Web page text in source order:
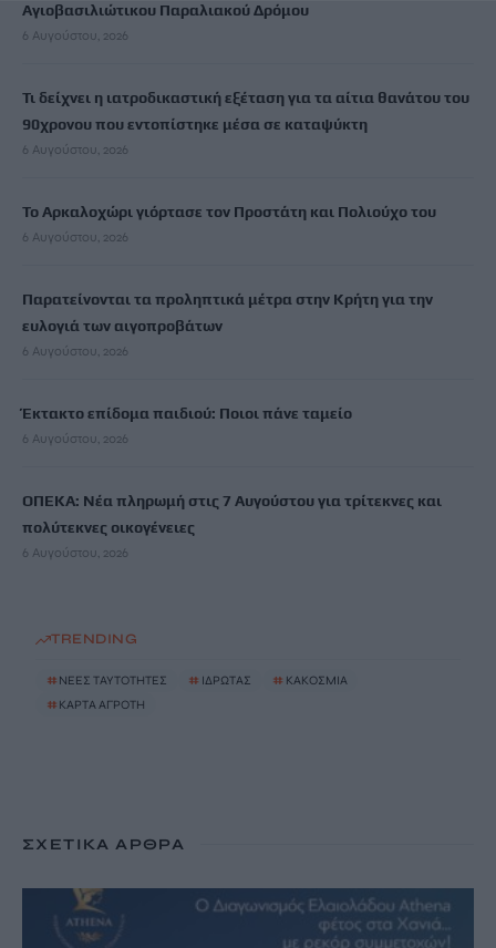
Αγιοβασιλιώτικου Παραλιακού Δρόμου
6 Αυγούστου, 2026
Τι δείχνει η ιατροδικαστική εξέταση για τα αίτια θανάτου του
90χρονου που εντοπίστηκε μέσα σε καταψύκτη
6 Αυγούστου, 2026
Το Αρκαλοχώρι γιόρτασε τον Προστάτη και Πολιούχο του
6 Αυγούστου, 2026
Παρατείνονται τα προληπτικά μέτρα στην Κρήτη για την
ευλογιά των αιγοπροβάτων
6 Αυγούστου, 2026
Έκτακτο επίδομα παιδιού: Ποιοι πάνε ταμείο
6 Αυγούστου, 2026
ΟΠΕΚΑ: Νέα πληρωμή στις 7 Αυγούστου για τρίτεκνες και
πολύτεκνες οικογένειες
6 Αυγούστου, 2026
TRENDING
# ΝΕΕΣ ΤΑΥΤΟΤΗΤΕΣ # ΙΔΡΩΤΑΣ # ΚΑΚΟΣΜΙΑ
# ΚΑΡΤΑ ΑΓΡΟΤΗ
ΣΧΕΤΙΚΆ ΆΡΘΡΑ